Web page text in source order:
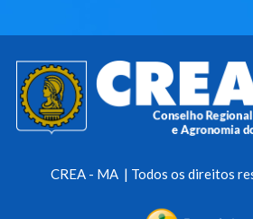
CREA - MA | Todos os direitos